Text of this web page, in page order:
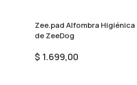
Zee.pad Alfombra Higiénica
de ZeeDog
$ 1.699,00